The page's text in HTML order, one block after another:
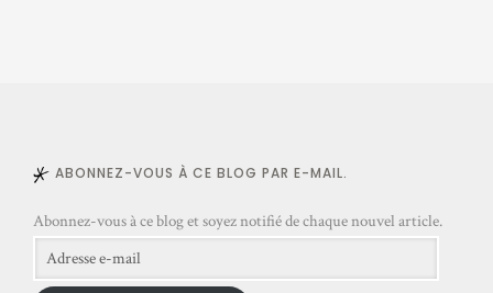
i
ABONNEZ-VOUS À CE BLOG PAR E-MAIL.
Abonnez-vous à ce blog et soyez notifié de chaque nouvel article.
Adresse
e-